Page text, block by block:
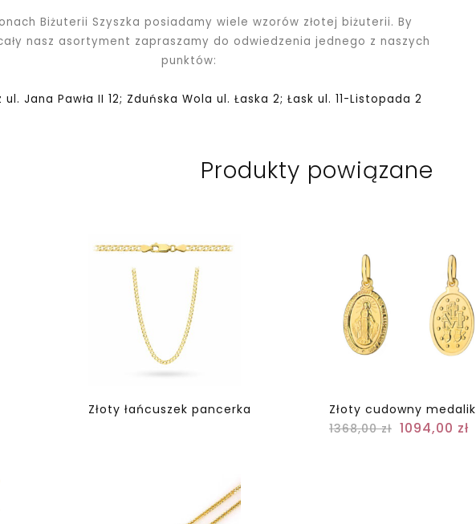
Biżuterii Szyszka posiadamy wiele wzorów złotej biżuterii. By
nasz asortyment zapraszamy do odwiedzenia jednego z naszych
punktów:
ul. Jana Pawła II 12; Zduńska Wola ul. Łaska 2; Łask ul. 11-Listopada 2
Produkty powiązane
Złoty łańcuszek pancerka
Złoty cudowny medalik
1368,00zł 1094,00 zł